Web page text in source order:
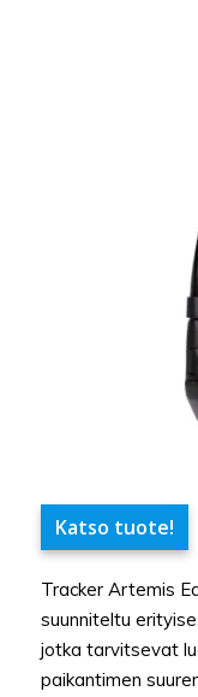
Katso tuote!
Tracker Artemis
suunniteltu
jotka tarvitsevat
paikantimen